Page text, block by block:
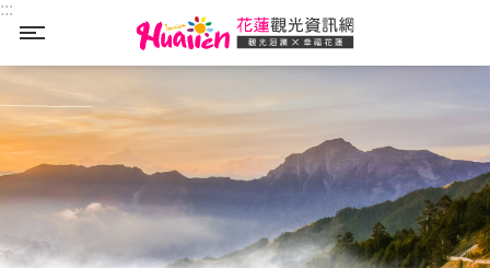
跳到主要內容區塊
:::